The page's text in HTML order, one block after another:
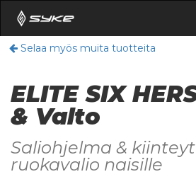
Selaa myös muita tuotteita
ELITE SIX
& Valto
Saliohjelma &
ruokavalio naisille